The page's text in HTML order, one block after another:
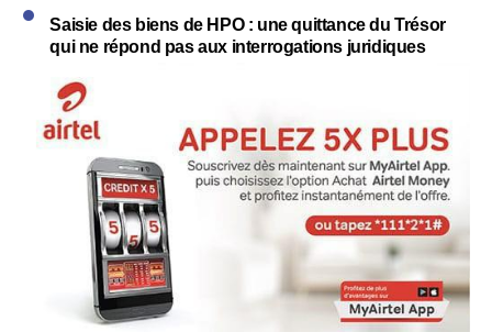
Saisie des biens de HPO : une quittance du Trésor
qui ne répond pas aux interrogations juridiques